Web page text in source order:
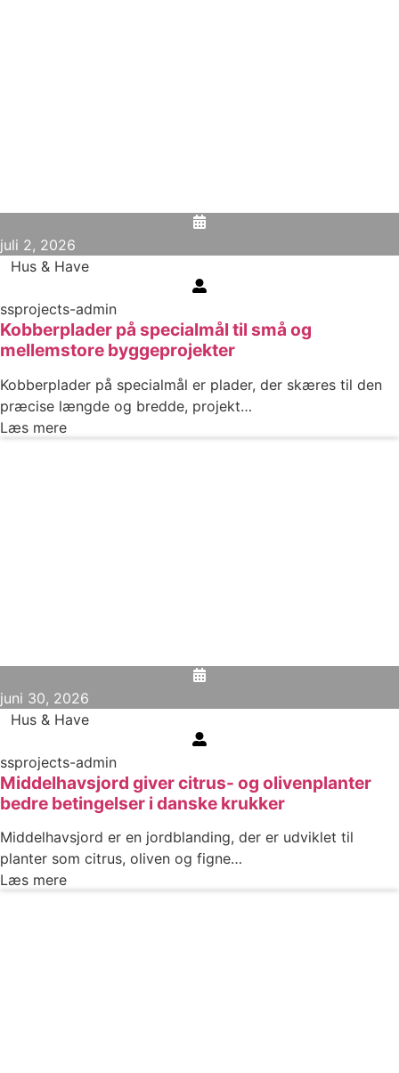
juli 2, 2026
Hus & Have
ssprojects-admin
Kobberplader på specialmål til små og
mellemstore byggeprojekter
Kobberplader på specialmål er plader, der skæres til den
præcise længde og bredde, projekt…
Læs mere
juni 30, 2026
Hus & Have
ssprojects-admin
Middelhavsjord giver citrus- og olivenplanter
bedre betingelser i danske krukker
Middelhavsjord er en jordblanding, der er udviklet til
planter som citrus, oliven og figne…
Læs mere